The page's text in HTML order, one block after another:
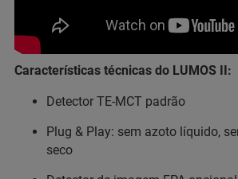
Características técnicas do LUMOS II:
Detector TE-MCT padrão
Plug & Play: sem azoto líquido,
seco